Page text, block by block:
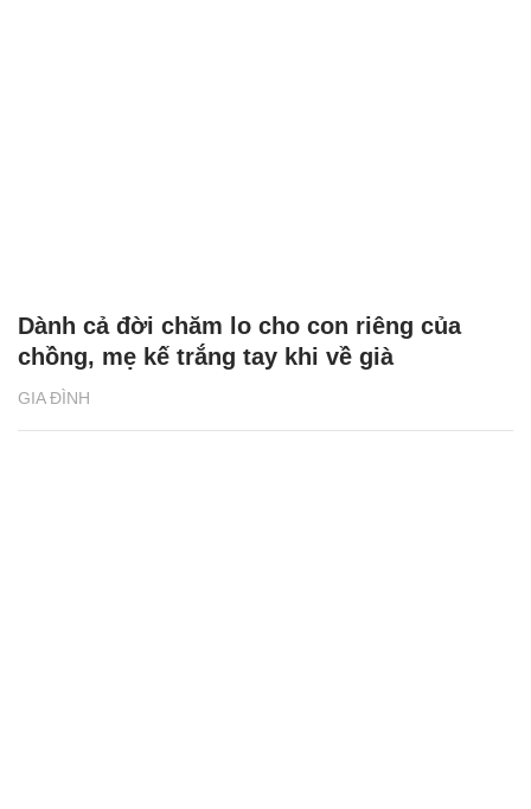
GIA ĐÌNH
Dành cả đời chăm lo cho con riêng của
chồng, mẹ kế trắng tay khi về già